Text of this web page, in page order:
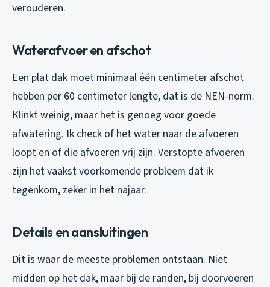
verouderen.
Waterafvoer en afschot
Een plat dak moet minimaal één centimeter afschot
hebben per 60 centimeter lengte, dat is de NEN-norm.
Klinkt weinig, maar het is genoeg voor goede
afwatering. Ik check of het water naar de afvoeren
loopt en of die afvoeren vrij zijn. Verstopte afvoeren
zijn het vaakst voorkomende probleem dat ik
tegenkom, zeker in het najaar.
Details en aansluitingen
Dit is waar de meeste problemen ontstaan. Niet
midden op het dak, maar bij de randen, bij doorvoeren